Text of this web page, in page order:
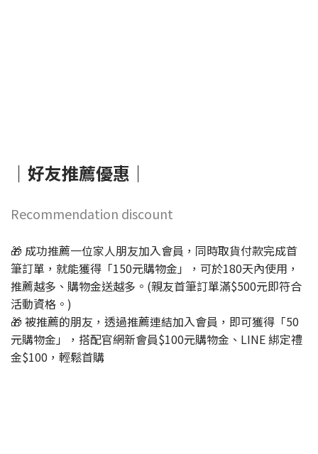
｜好友推薦優惠｜
Recommendation discount
🎁 成功推薦一位家人朋友加入會員，同時取貨付款完成首
筆訂單，就能獲得「150元購物金」，可於180天內使用，
推薦越多、購物金送越多。(親友首筆訂單滿$500元即符合
活動資格。)
🎁 被推薦的朋友，透過推薦連結加入會員，即可獲得「50
元購物金」，搭配官網新會員$100元購物金、LINE 綁定禮
金$100，輕鬆首購